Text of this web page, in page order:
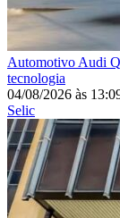
Automotivo Audi
tecnologia
04/08/2026 às
Selic